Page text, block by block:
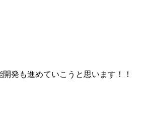
発も進めていこうと思います！！